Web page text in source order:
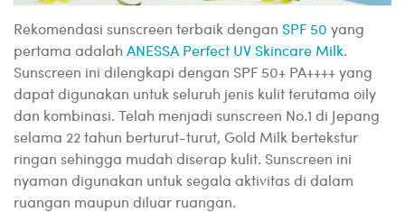
Rekomendasi sunscreen terbaik dengan SPF 50 yang
pertama adalah ANESSA Perfect UV Skincare Milk.
Sunscreen ini dilengkapi dengan SPF 50+ PA++++ yang
dapat digunakan untuk seluruh jenis kulit terutama oily
dan kombinasi. Telah menjadi sunscreen No.1 di Jepang
selama 22 tahun berturut-turut, Gold Milk bertekstur
ringan sehingga mudah diserap kulit. Sunscreen ini
nyaman digunakan untuk segala aktivitas di dalam
ruangan maupun diluar ruangan.